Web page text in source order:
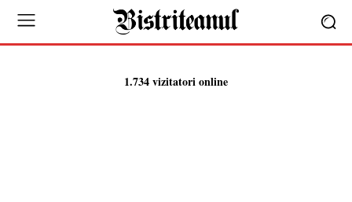
1.734 vizitatori online